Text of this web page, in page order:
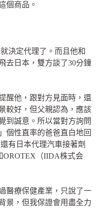
個商品。
決定代理了。而且他和
去日本，雙方談了30分鐘
醒他，跟對方見面時，還
較好，但父親認為，應該
到誠意。所以當對方詢問
個性直率的爸爸直白地回
有日本代理汽車接著劑
OROTEX（IIDA株式会
醫療保健產業，只說了一
景，但我保證會用盡全力